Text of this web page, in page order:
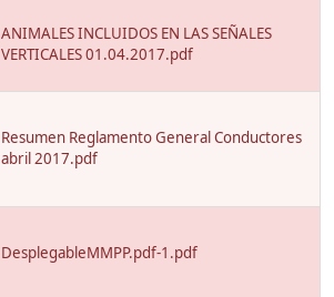
ANIMALES INCLUIDOS EN LAS SEÑALES
VERTICALES 01.04.2017.pdf
Resumen Reglamento General Conductores
abril 2017.pdf
DesplegableMMPP.pdf-1.pdf